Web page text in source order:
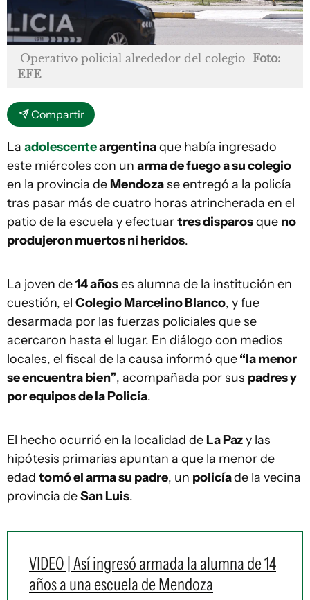
Operativo policial alrededor del colegio Foto:
EFE
Compartir
La adolescenteargentinaque había ingresado
este miércoles con un arma de fuego a su colegio
en la provincia de Mendozase entregó a la policía
tras pasar más de cuatro horas atrincherada en el
patio de la escuela y efectuartres disparosque no
produjeron muertos ni heridos.
La joven de14 añoses alumna de la institución en
cuestión, el Colegio Marcelino Blanco, y fue
desarmada por las fuerzas policiales que se
acercaron hasta el lugar. En diálogo con medios
locales, el fiscal de la causa informó que“la menor
se encuentra bien”, acompañada por sus padres y
por equipos de la Policía.
El hecho ocurrió en la localidad de La Pazy las
hipótesis primarias apuntan a que la menor de
edad tomó el arma su padre, un policíade la vecina
provincia deSan Luis.
VIDEO | Así ingresó armada la alumna de 14
años a una escuela de Mendoza